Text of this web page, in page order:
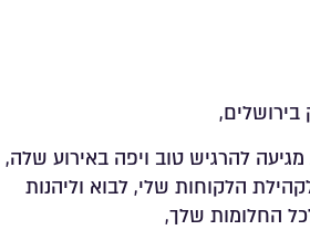
בירושלים,
להרגיש טוב ויפה באירוע שלה,
הלקוחות שלי, לבוא וליהנות
החלומות שלך,